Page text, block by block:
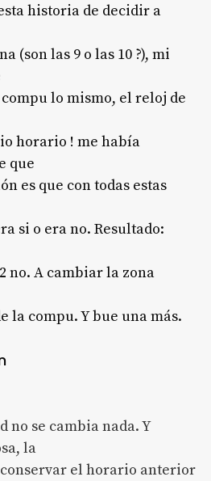
historia de decidir a
(son las 9 o las 10 ?), mi
compu lo mismo, el reloj de
horario ! me había
que
es que con todas estas
si o era no. Resultado:
no. A cambiar la zona
la compu. Y bue una más.
no se cambia nada. Y
la
el horario anterior